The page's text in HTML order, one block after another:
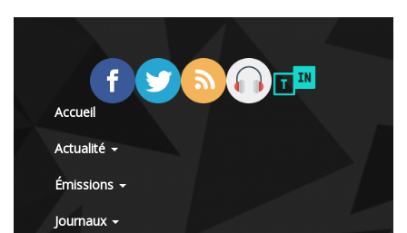
Accueil
Actualité
Émissions
Journaux